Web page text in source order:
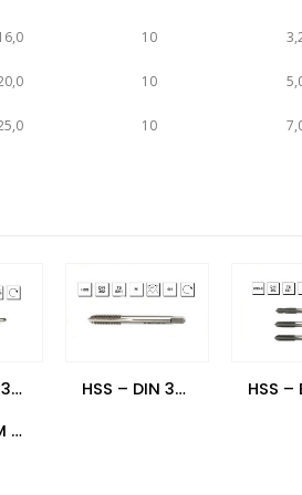
10
10
10
HSS-E DIN 333
HSS – DIN 352 Metrik Normal Vidalı Kılavuz – Son